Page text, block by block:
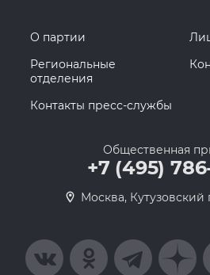
О партии
Региональные
отделения
Контакты пресс-службы
Общественная
+7 (495)
Москва, Кутузовский